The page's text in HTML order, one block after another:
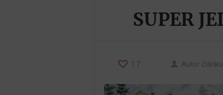
SUPER
17 Autor článku: